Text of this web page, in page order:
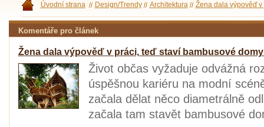
Úvodní strana Design/Trendy Architektura Žena dala výpověď
Komentáře pro článek
Žena dala výpověď v práci, teď staví bambusové
Život občas vyžaduje odvážná
úspěšnou kariéru na modní
začala dělat něco diametrálně
začala tam stavět bambusové